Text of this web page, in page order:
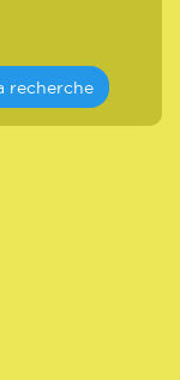
recherche